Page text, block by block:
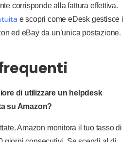
corrisponde alla fattura effettiva.
e scopri come eDesk gestisce i
ed eBay da un’unica postazione.
di utilizzare un helpdesk
su Amazon?
Amazon monitora il tuo tasso di